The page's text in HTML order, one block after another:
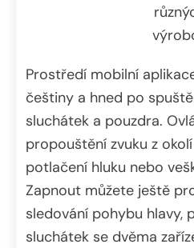
Prostředí mobilní
češtiny a hned po
sluchátek a pouzdra.
propouštění zvuku z
potlačení hluku nebo
Zapnout můžete ještě
sledování pohybu hlavy,
sluchátek se dvěma